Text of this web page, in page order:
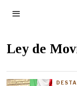
Ley de